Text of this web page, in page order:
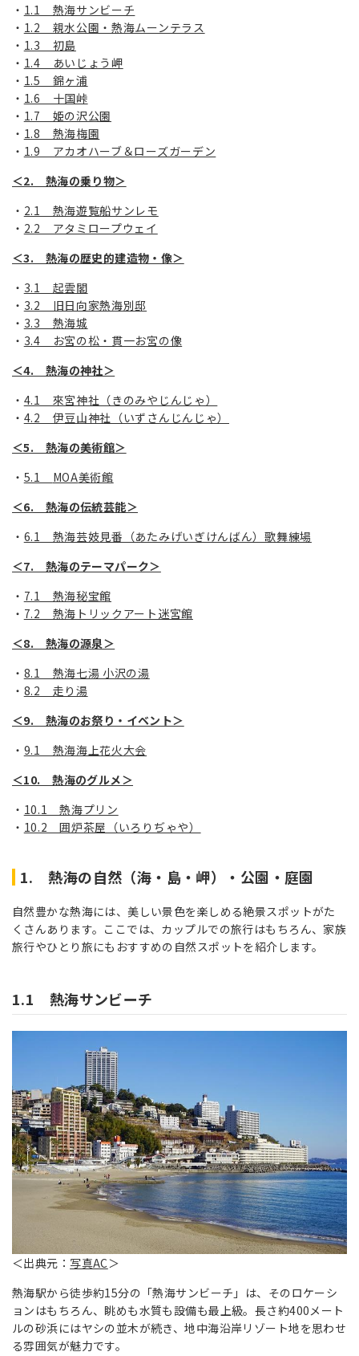
1.1 熱海サンビーチ
1.2 親水公園・熱海ムーンテラス
1.3 初島
1.4 あいじょう岬
1.5 錦ヶ浦
1.6 十国峠
1.7 姫の沢公園
1.8 熱海梅園
1.9 アカオハーブ＆ローズガーデン
＜2. 熱海の乗り物＞
2.1 熱海遊覧船サンレモ
2.2 アタミロープウェイ
＜3. 熱海の歴史的建造物・像＞
3.1 起雲閣
3.2 旧日向家熱海別邸
3.3 熱海城
3.4 お宮の松・貫一お宮の像
＜4. 熱海の神社＞
4.1 來宮神社（きのみやじんじゃ）
4.2 伊豆山神社（いずさんじんじゃ）
＜5. 熱海の美術館＞
5.1 MOA美術館
＜6. 熱海の伝統芸能＞
6.1 熱海芸妓見番（あたみげいぎけんばん）歌舞練場
＜7. 熱海のテーマパーク＞
7.1 熱海秘宝館
7.2 熱海トリックアート迷宮館
＜8. 熱海の源泉＞
8.1 熱海七湯 小沢の湯
8.2 走り湯
＜9. 熱海のお祭り・イベント＞
9.1 熱海海上花火大会
＜10. 熱海のグルメ＞
10.1 熱海プリン
10.2 囲炉茶屋（いろりぢゃや）
1. 熱海の自然（海・島・岬）・公園・庭園
自然豊かな熱海には、美しい景色を楽しめる絶景スポットがた
くさんあります。ここでは、カップルでの旅行はもちろん、家族
旅行やひとり旅にもおすすめの自然スポットを紹介します。
1.1 熱海サンビーチ
＜出典元： 写真AC＞
熱海駅から徒歩約15分の「熱海サンビーチ」は、そのロケーシ
ョンはもちろん、眺めも水質も設備も最上級。長さ約400メート
ルの砂浜にはヤシの並木が続き、地中海沿岸リゾート地を思わせ
る雰囲気が魅力です。